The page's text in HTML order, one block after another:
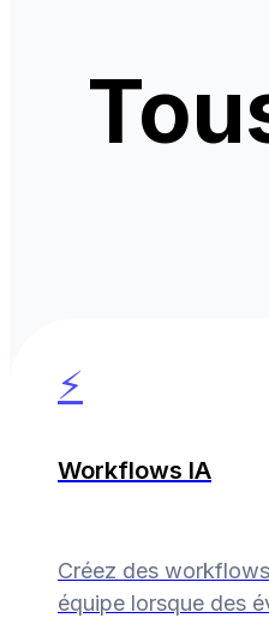
⚡
Workflows IA
Créez des
équipe lorsque des